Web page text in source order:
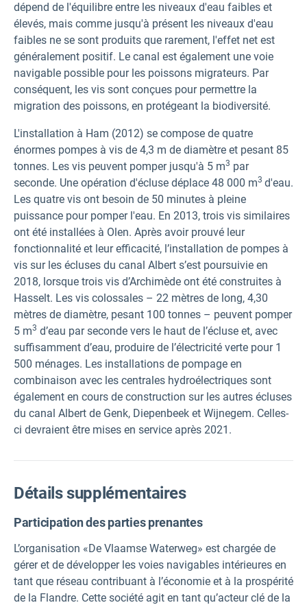
dépend de l'équilibre entre les niveaux d'eau faibles et
élevés, mais comme jusqu'à présent les niveaux d'eau
faibles ne se sont produits que rarement, l'effet net est
généralement positif. Le canal est également une voie
navigable possible pour les poissons migrateurs. Par
conséquent, les vis sont conçues pour permettre la
migration des poissons, en protégeant la biodiversité.
L'installation à Ham (2012) se compose de quatre
énormes pompes à vis de 4,3 m de diamètre et pesant 85
tonnes. Les vis peuvent pomper jusqu'à 5 m3 par
seconde. Une opération d'écluse déplace 48 000 m3 d'eau.
Les quatre vis ont besoin de 50 minutes à pleine
puissance pour pomper l'eau. En 2013, trois vis similaires
ont été installées à Olen. Après avoir prouvé leur
fonctionnalité et leur efficacité, l’installation de pompes à
vis sur les écluses du canal Albert s’est poursuivie en
2018, lorsque trois vis d’Archimède ont été construites à
Hasselt. Les vis colossales – 22 mètres de long, 4,30
mètres de diamètre, pesant 100 tonnes – peuvent pomper
5 m3 d’eau par seconde vers le haut de l’écluse et, avec
suffisamment d’eau, produire de l’électricité verte pour 1
500 ménages. Les installations de pompage en
combinaison avec les centrales hydroélectriques sont
également en cours de construction sur les autres écluses
du canal Albert de Genk, Diepenbeek et Wijnegem. Celles-
ci devraient être mises en service après 2021.
Détails supplémentaires
Participation des parties prenantes
L’organisation «De Vlaamse Waterweg» est chargée de
gérer et de développer les voies navigables intérieures en
tant que réseau contribuant à l’économie et à la prospérité
de la Flandre. Cette société agit en tant qu’acteur clé de la